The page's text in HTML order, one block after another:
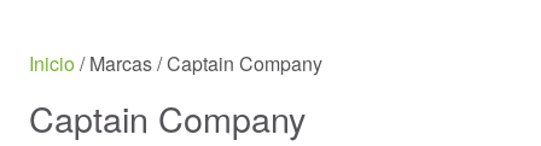
Inicio/ Marcas / Captain Company
Captain Company